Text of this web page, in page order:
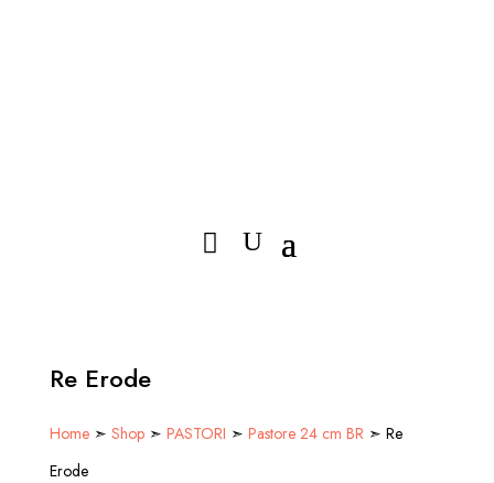
Re Erode
Home➣ Shop➣ PASTORI ➣ Pastore 24 cm BR➣ Re
Erode